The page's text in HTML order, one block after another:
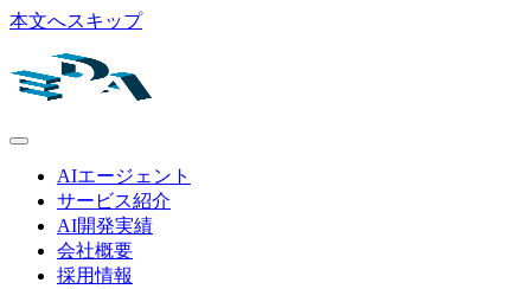
本文へスキップ
AIエージェント
サービス紹介
AI開発実績
会社概要
採用情報